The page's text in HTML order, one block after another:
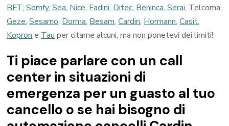
BFT,Somfy,Sea, Nice, Fadini, Ditec, Beninca,Serai, Telcoma,
Geze,Sesamo, Dorma, Besam,Cardin, Hormann,Casit,
Kopron e Tau per citarne alcuni, ma non ponetevi dei limiti!
Ti piace parlare con un call
center in situazioni di
emergenza per un guasto al tuo
cancello o se hai bisogno di